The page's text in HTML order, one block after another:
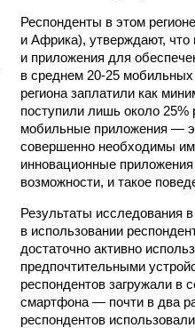
Респонденты в этом
и Африка), утверждают,
и приложения для
в среднем 20-25
региона заплатили как
поступили лишь около 25%
мобильные приложения —
совершенно необходимы
инновационные
возможности, и такое
Результаты исследования
в использовании
достаточно активно
предпочтительными
респондентов загружали в
смартфона — почти в два
респондентов